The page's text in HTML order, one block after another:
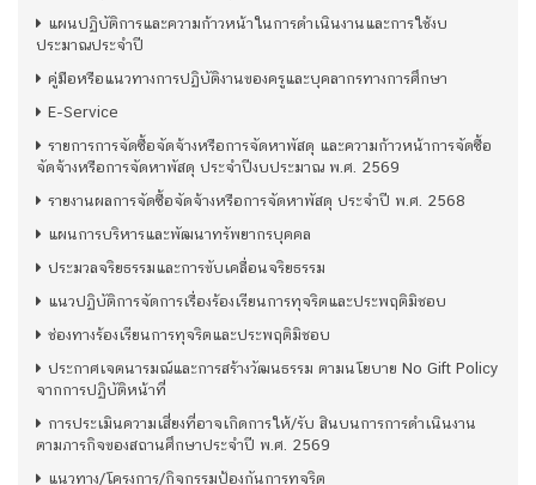
แผนปฏิบัติการและความก้าวหน้าในการดำเนินงานและการใช้งบ
ประมาณประจำปี
คู่มือหรือแนวทางการปฏิบัติงานของครูและบุคลากรทางการศึกษา
E-Service
รายการการจัดซื้อจัดจ้างหรือการจัดหาพัสดุ และความก้าวหน้าการจัดซื้อ
จัดจ้างหรือการจัดหาพัสดุ ประจำปีงบประมาณ พ.ศ. 2569
รายงานผลการจัดซื้อจัดจ้างหรือการจัดหาพัสดุ ประจำปี พ.ศ. 2568
แผนการบริหารและพัฒนาทรัพยากรบุคคล
ประมวลจริยธรรมและการขับเคลื่อนจริยธรรม
แนวปฏิบัติการจัดการเรื่องร้องเรียนการทุจริตและประพฤติมิชอบ
ช่องทางร้องเรียนการทุจริตและประพฤติมิชอบ
ประกาศเจตนารมณ์และการสร้างวัฒนธรรม ตามนโยบาย No Gift Policy
จากการปฏิบัติหน้าที่
การประเมินความเสี่ยงที่อาจเกิดการให้/รับ สินบนการการดำเนินงาน
ตามภารกิจของสถานศึกษาประจำปี พ.ศ. 2569
แนวทาง/โครงการ/กิจกรรมป้องกันการทุจริต